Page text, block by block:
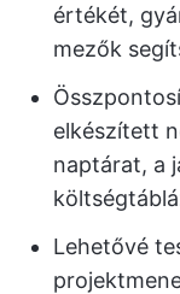
értékét,
mezők
elkészített
naptárat, a
Lehetővé